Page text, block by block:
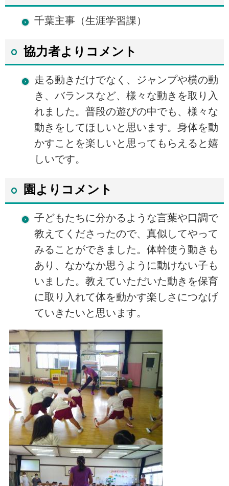
千葉主事（生涯学習課）
協力者よりコメント
走る動きだけでなく、ジャンプや横の動
き、バランスなど、様々な動きを取り入
れました。普段の遊びの中でも、様々な
動きをしてほしいと思います。身体を動
かすことを楽しいと思ってもらえると嬉
しいです。
園よりコメント
子どもたちに分かるような言葉や口調で
教えてくださったので、真似してやって
みることができました。体幹使う動きも
あり、なかなか思うように動けない子も
いました。教えていただいた動きを保育
に取り入れて体を動かす楽しさにつなげ
ていきたいと思います。